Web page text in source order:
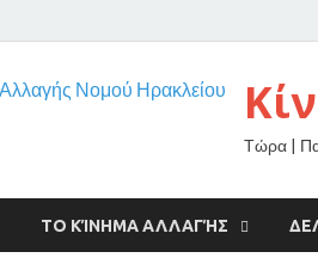
Τώρα |
ΤΟ ΚΊΝΗΜΑ ΑΛΛΑΓΉΣ